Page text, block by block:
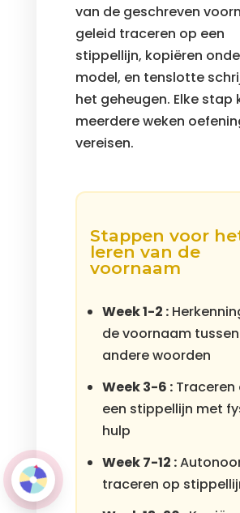
van de geschreven
geleid traceren op een
stippellijn, kopiëren
model, en tenslotte
het geheugen. Elke stap
meerdere weken
vereisen.
Stappen voor
leren van de
voornaam
Week 1-2 :
de voornaam tussen
andere woorden
Week 3-6 :Traceren
een stippellijn met
hulp
Week 7-12 :
traceren op